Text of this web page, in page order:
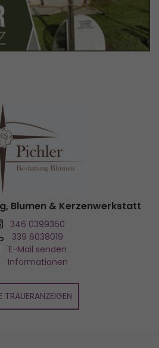
Blumen & Kerzenwerkstatt
346 0399360
339 6038019
E-Mail senden
Informationen
TRAUERANZEIGEN